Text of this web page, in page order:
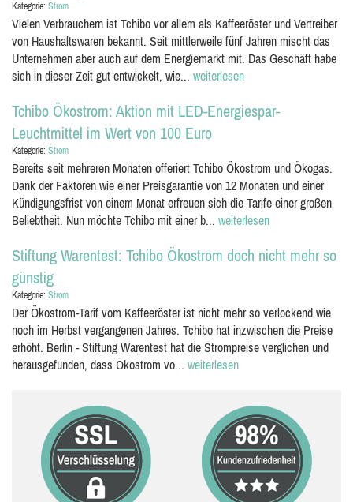
Kategorie: Strom
Vielen Verbrauchern ist Tchibo vor allem als Kaffeeröster und Vertreiber
von Haushaltswaren bekannt. Seit mittlerweile fünf Jahren mischt das
Unternehmen aber auch auf dem Energiemarkt mit. Das Geschäft habe
sich in dieser Zeit gut entwickelt, wie... weiterlesen
Tchibo Ökostrom: Aktion mit LED-Energiespar-
Leuchtmittel im Wert von 100 Euro
Kategorie: Strom
Bereits seit mehreren Monaten offeriert Tchibo Ökostrom und Ökogas.
Dank der Faktoren wie einer Preisgarantie von 12 Monaten und einer
Kündigungsfrist von einem Monat erfreuen sich die Tarife einer großen
Beliebtheit. Nun möchte Tchibo mit einer b... weiterlesen
Stiftung Warentest: Tchibo Ökostrom doch nicht mehr so
günstig
Kategorie: Strom
Der Ökostrom-Tarif vom Kaffeeröster ist nicht mehr so verlockend wie
noch im Herbst vergangenen Jahres. Tchibo hat inzwischen die Preise
erhöht. Berlin - Stiftung Warentest hat die Strompreise verglichen und
herausgefunden, dass Ökostrom vo... weiterlesen